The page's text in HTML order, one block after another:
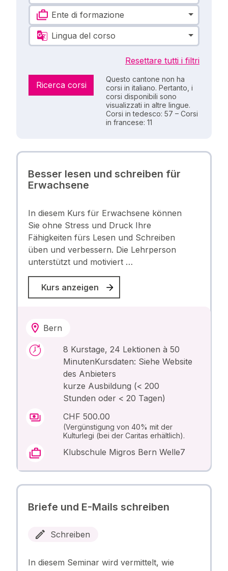
Ente di formazione
Lingua del corso
Resettare tutti i filtri
Ricerca corsi
Questo cantone non ha
corsi in italiano. Pertanto, i
corsi disponibili sono
visualizzati in altre lingue.
Corsi in tedesco: 57 – Corsi
in francese: 11
Besser lesen und schreiben für
Erwachsene
In diesem Kurs für Erwachsene können
Sie ohne Stress und Druck Ihre
Fähigkeiten fürs Lesen und Schreiben
üben und verbessern. Die Lehrperson
unterstützt und motiviert …
Kurs anzeigen
Bern
8 Kurstage, 24 Lektionen à 50
MinutenKursdaten: Siehe Website
des Anbieters
kurze Ausbildung (< 200
Stunden oder < 20 Tagen)
CHF 500.00
(Vergünstigung von 40% mit der
Kulturlegi (bei der Caritas erhältlich).
Klubschule Migros Bern Welle7
Briefe und E-Mails schreiben
Schreiben
In diesem Seminar wird vermittelt, wie